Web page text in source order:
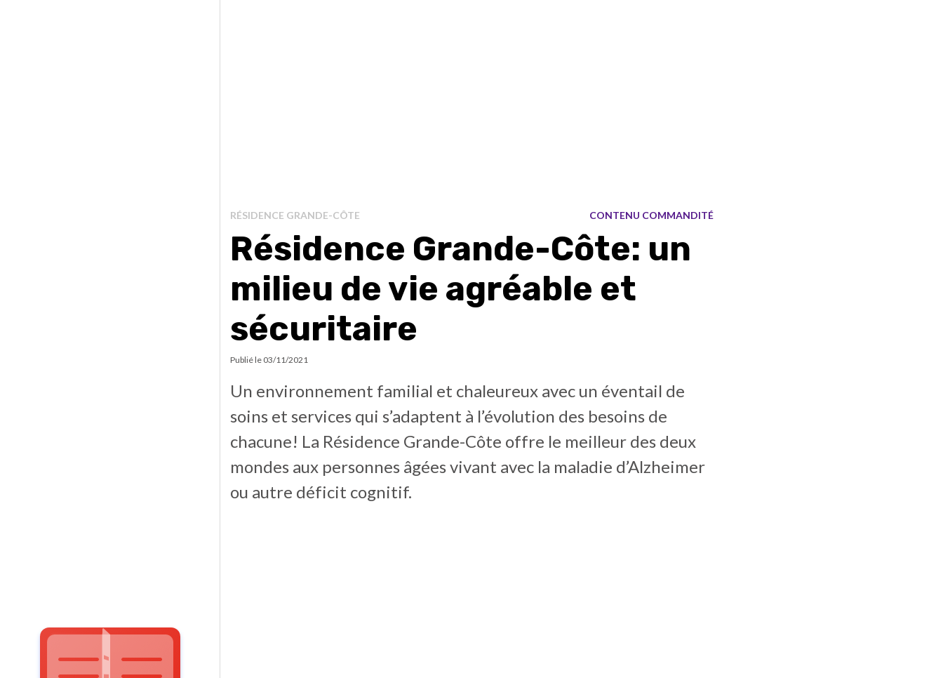
RÉSIDENCE GRANDE-CÔTE CONTENU COMMANDITÉ
Résidence Grande-Côte: un
milieu de vie agréable et
sécuritaire
Publié le 03/11/2021
Un environnement familial et chaleureux avec un éventail de
soins et services qui s’adaptent à l’évolution des besoins de
chacune! La Résidence Grande-Côte offre le meilleur des deux
mondes aux personnes âgées vivant avec la maladie d’Alzheimer
ou autre déficit cognitif.